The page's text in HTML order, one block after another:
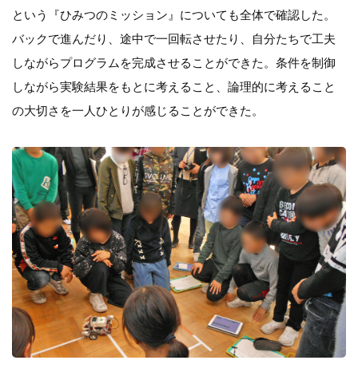
という『ひみつのミッション』についても全体で確認した。
バックで進んだり、途中で一回転させたり、自分たちで工夫
しながらプログラムを完成させることができた。条件を制御
しながら実験結果をもとに考えること、論理的に考えること
の大切さを一人ひとりが感じることができた。